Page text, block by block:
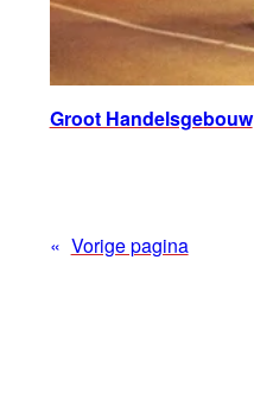
Groot Handelsgebouw
« Vorige pagina